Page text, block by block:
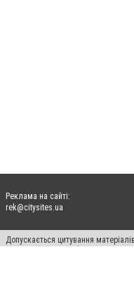
Реклама на сайті:
rek@citysites.ua
Допускається цитування
пошукових систем гіперпосилання